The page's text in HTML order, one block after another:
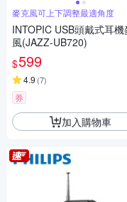
麥克風可上下調整最適角度
INTOPIC USB頭戴式耳
風(JAZZ-UB720)
$599
4.9 (7)
券
加入購物車